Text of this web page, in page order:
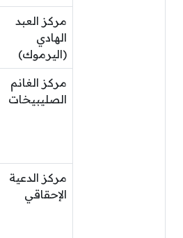
مركز العبد
الهادي
(اليرموك)
مركز الغانم
الصليبيخات
مركز الدعية
الإحقاقي